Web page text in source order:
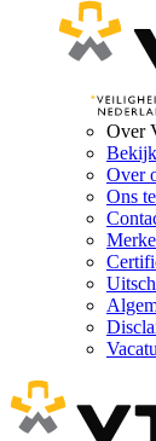
Over
Over
Ons